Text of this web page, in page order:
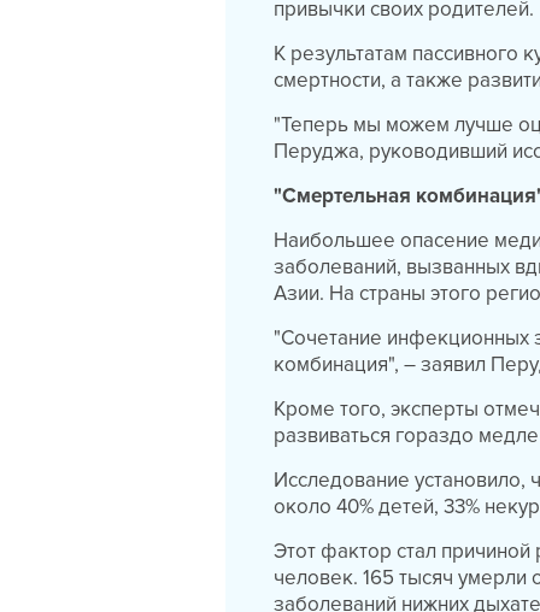
привычки своих родителей.
К результатам пассивного
смертности, а также
"Теперь мы можем лучше
Перуджа, руководивший
"Смертельная
Наибольшее опасение
заболеваний, вызванных
Азии. На страны этого
"Сочетание инфекционных
комбинация", – заявил
Кроме того, эксперты
развиваться гораздо
Исследование установило,
около 40% детей, 33%
Этот фактор стал
человек. 165 тысяч
заболеваний нижних